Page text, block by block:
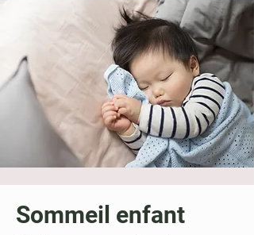
Sommeil enfant